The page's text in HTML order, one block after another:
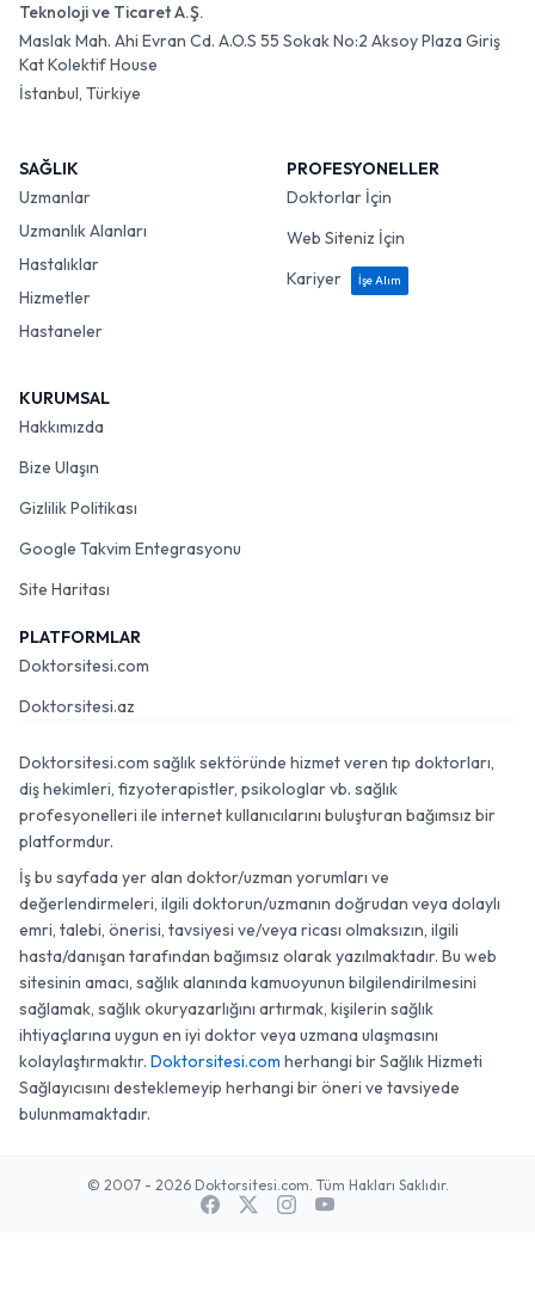
Teknoloji ve Ticaret A.Ş.
Maslak Mah. Ahi Evran Cd. A.O.S 55 Sokak No:2 Aksoy Plaza Giriş
Kat Kolektif House
İstanbul, Türkiye
SAĞLIK
Uzmanlar
Uzmanlık Alanları
Hastalıklar
Hizmetler
Hastaneler
PROFESYONELLER
Doktorlar İçin
Web Siteniz İçin
Kariyer
İşe Alım
KURUMSAL
Hakkımızda
Bize Ulaşın
Gizlilik Politikası
Google Takvim Entegrasyonu
Site Haritası
PLATFORMLAR
Doktorsitesi.com
Doktorsitesi.az
Doktorsitesi.com sağlık sektöründe hizmet veren tıp doktorları,
diş hekimleri, fizyoterapistler, psikologlar vb. sağlık
profesyonelleri ile internet kullanıcılarını buluşturan bağımsız bir
platformdur.
İş bu sayfada yer alan doktor/uzman yorumları ve
değerlendirmeleri, ilgili doktorun/uzmanın doğrudan veya dolaylı
emri, talebi, önerisi, tavsiyesi ve/veya ricası olmaksızın, ilgili
hasta/danışan tarafından bağımsız olarak yazılmaktadır. Bu web
sitesinin amacı, sağlık alanında kamuoyunun bilgilendirilmesini
sağlamak, sağlık okuryazarlığını artırmak, kişilerin sağlık
ihtiyaçlarına uygun en iyi doktor veya uzmana ulaşmasını
kolaylaştırmaktır. Doktorsitesi.com herhangi bir Sağlık Hizmeti
Sağlayıcısını desteklemeyip herhangi bir öneri ve tavsiyede
bulunmamaktadır.
© 2007 - 2026 Doktorsitesi.com. Tüm Hakları Saklıdır.